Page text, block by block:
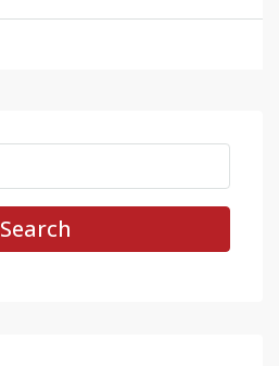
Search